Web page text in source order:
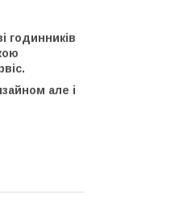
годинників
але і